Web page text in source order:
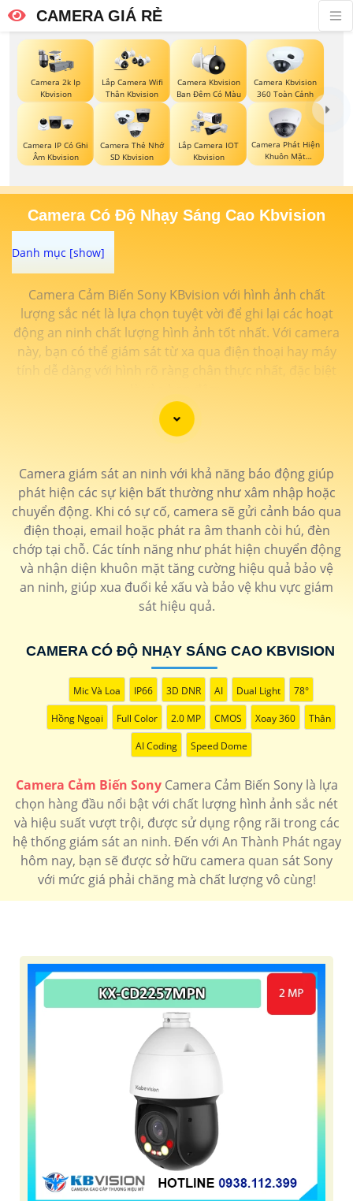
CAMERA GIÁ RẺ
Camera 2k Ip
Kbvision
Lắp Camera Wifi
Thân Kbvision
Camera Kbvision
Ban Đêm Có Màu
Camera Kbvision
360 Toàn Cảnh
Camera IP Có Ghi
Âm Kbvision
Camera Thẻ Nhớ
SD Kbvision
Lắp Camera IOT
Kbvision
Camera Phát Hiện
Khuôn Mặt
Kbvision
Camera Có Độ Nhạy Sáng Cao Kbvision
Camera Cảm Biến Sony KBvision với hình ảnh chất
lượng sắc nét là lựa chọn tuyệt vời để ghi lại các hoạt
động an ninh chất lượng hình ảnh tốt nhất. Với camera
này, bạn có thể giám sát từ xa qua điện thoại hay máy
tính dễ dàng với hình rõ ràng chân thực nhất, đặc biệt
'
Camera giám sát an ninh với khả năng báo động giúp
phát hiện các sự kiện bất thường như xâm nhập hoặc
chuyển động. Khi có sự cố, camera sẽ gửi cảnh báo qua
điện thoại, email hoặc phát ra âm thanh còi hú, đèn
chớp tại chỗ. Các tính năng như phát hiện chuyển động
và nhận diện khuôn mặt tăng cường hiệu quả bảo vệ
an ninh, giúp xua đuổi kẻ xấu và bảo vệ khu vực giám
sát hiệu quả.
CAMERA CÓ ĐỘ NHẠY SÁNG CAO KBVISION
Mic Và Loa IP66 3D DNR AI Dual Light 78°
Hồng Ngoại Full Color 2.0 MP CMOS Xoay 360 Thân
AI Coding Speed Dome
Camera Cảm Biến SonyCamera Cảm Biến Sony là lựa
chọn hàng đầu nổi bật với chất lượng hình ảnh sắc nét
và hiệu suất vượt trội, được sử dụng rộng rãi trong các
hệ thống giám sát an ninh. Đến với An Thành Phát ngay
hôm nay, bạn sẽ được sở hữu camera quan sát Sony
với mức giá phải chăng mà chất lượng vô cùng!